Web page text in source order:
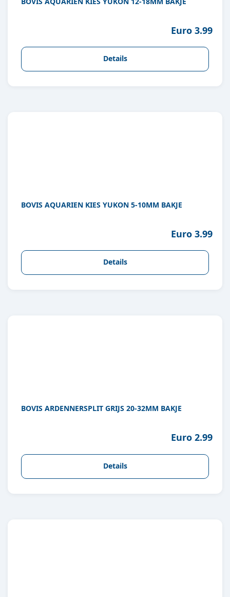
Euro 3.99
Details
BOVIS AQUARIEN KIES YUKON 5-10MM BAKJE
Euro 3.99
Details
BOVIS ARDENNERSPLIT GRIJS 20-32MM BAKJE
Euro 2.99
Details